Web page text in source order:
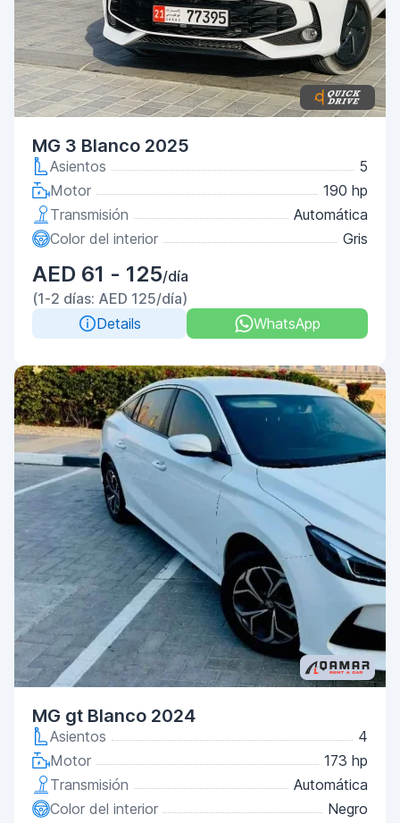
MG 3 Blanco 2025
Asientos
5
Motor
190 hp
Transmisión
Automática
Color del interior
Gris
AED 61 - 125/día
(1-2 días: AED 125/día)
Details
WhatsApp
MG gt Blanco 2024
Asientos
4
Motor
173 hp
Transmisión
Automática
Color del interior
Negro